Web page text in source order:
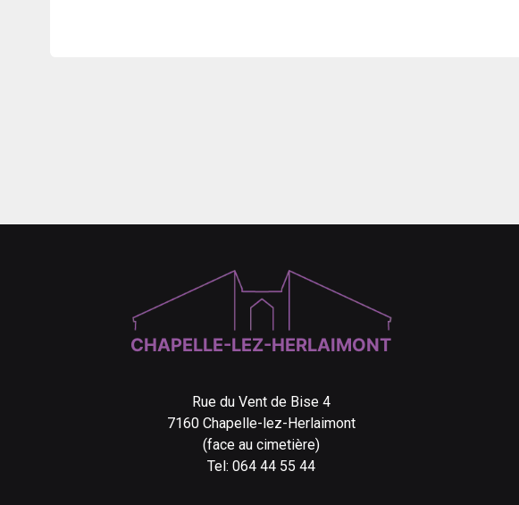
CHAPELLE-LEZ-HERLAIMONT
Rue du Vent de Bise 4
7160 Chapelle-lez-Herlaimont
(face au cimetière)
Tel: 064 44 55 44